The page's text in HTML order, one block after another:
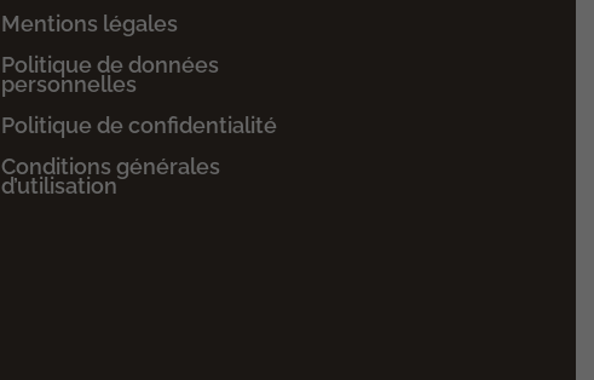
Mentions légales
Politique de données
personnelles
Politique de confidentialité
Conditions générales
d’utilisation